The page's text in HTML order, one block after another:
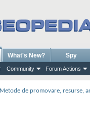
Community Forum Actions
What's New? Spy
Metode de promovare, resurse,